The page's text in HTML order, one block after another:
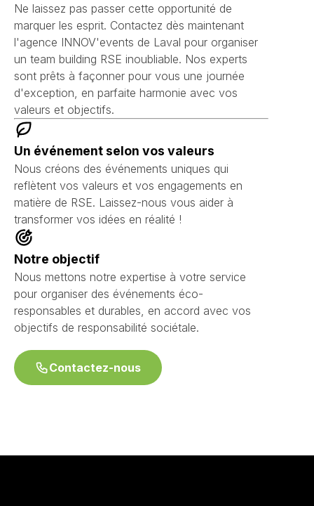
Ne laissez pas passer cette opportunité de
marquer les esprit. Contactez dès maintenant
l'agence INNOV'events de Laval pour organiser
un team building RSE inoubliable. Nos experts
sont prêts à façonner pour vous une journée
d'exception, en parfaite harmonie avec vos
valeurs et objectifs.
Un événement selon vos valeurs
Nous créons des événements uniques qui
reflètent vos valeurs et vos engagements en
matière de RSE. Laissez-nous vous aider à
transformer vos idées en réalité !
Notre objectif
Nous mettons notre expertise à votre service
pour organiser des événements éco-
responsables et durables, en accord avec vos
objectifs de responsabilité sociétale.
Contactez-nous